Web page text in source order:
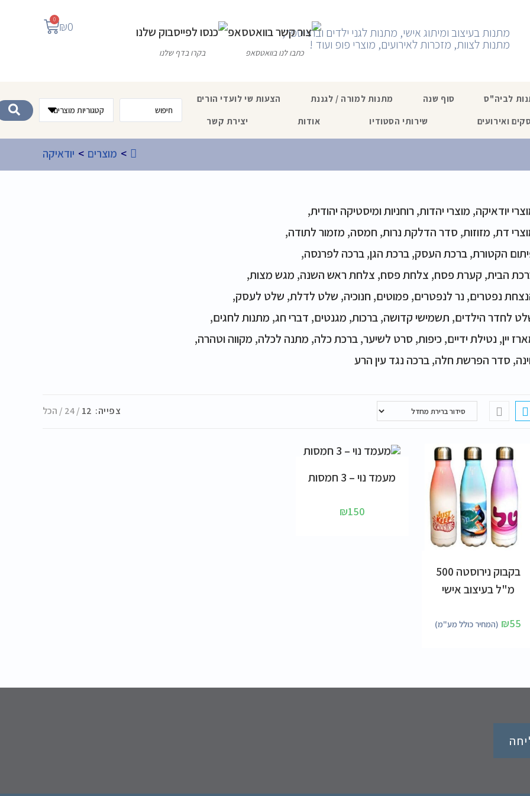
מתנות בעיצוב ומיתוג אישי, מתנות לגני ילדים ובתי ספר,
מתנות לצוות, מזכרות לאירועים, מוצרי פופ ועוד !
כתבו לנו בוואטסאפ בקרו בדף שלנו
₪0
0
לביה"ס סוף שנה מתנות למורה / לגננת
הצעות שי לועדי הורים
ואירועים שירותי הסטודיו אודות יצירת קשר
> מוצרים > יודאיקה
יודאיקה, מוצרי יהדות, רוחניות ומיסטיקה יהודית,
דת, מזוזות, סדר הדלקת נרות, חמסה, מזמור לתודה,
הקטורת, ברכת העסק, ברכת הגן, ברכה לפרנסה,
הבית, קערת פסח, צלחת פסח, צלחת ראש השנה, מגש מצות,
נפטרים, נר לנפטרים, פמוטים, חנוכיה, שלט לדלת, שלט לעסק,
לחדר הילדים, תשמישי קדושה, ברכות, מגנטים, דברי חג, מתנות לחגים,
יין, נטילת ידיים, כיפות, סרט לשיער, ברכת כלה, מתנה לכלה, מקווה וטהרה,
סדר הפרשת חלה, ברכה נגד עין הרע
צפייה: 12
24 הכל
בקבוק נירוסטה 500
מ"ל בעיצוב אישי
₪55 (המחיר כולל מע"מ)
מעמד נוי – 3 חמסות
₪150